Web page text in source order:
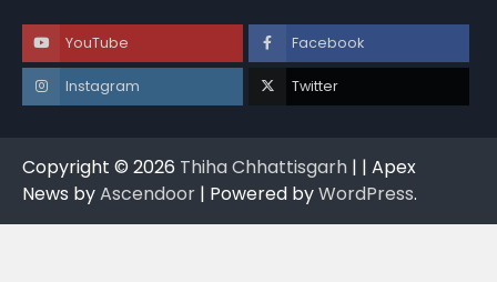
YouTube Facebook
Instagram Twitter
Copyright © 2026 Thiha Chhattisgarh | | Apex
News byAscendoor | Powered byWordPress.